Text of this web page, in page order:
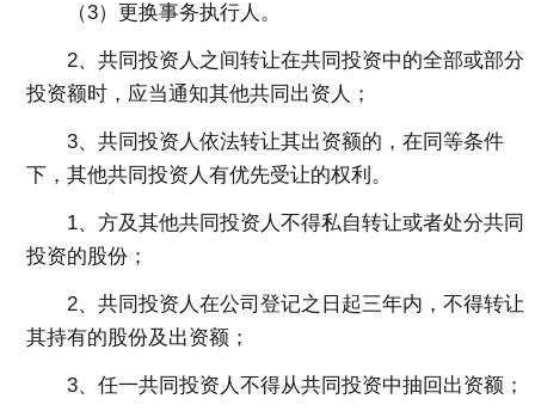
（3）更换事务执行人。
2、共同投资人之间转让在共同投资中的全部或部分
投资额时，应当通知其他共同出资人；
3、共同投资人依法转让其出资额的，在同等条件
下，其他共同投资人有优先受让的权利。
1、方及其他共同投资人不得私自转让或者处分共同
投资的股份；
2、共同投资人在公司登记之日起三年内，不得转让
其持有的股份及出资额；
3、任一共同投资人不得从共同投资中抽回出资额；